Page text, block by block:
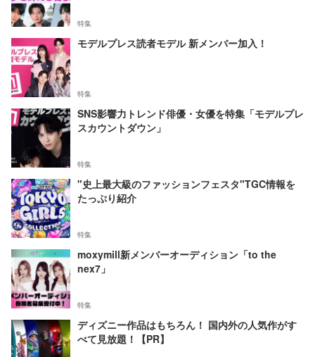
特集
モデルプレス読者モデル 新メンバー加入！
特集
SNS影響力トレンド俳優・女優を特集「モデルプレ
スカウントダウン」
特集
"史上最大級のファッションフェスタ"TGC情報を
たっぷり紹介
特集
moxymill新メンバーオーディション「to the
nex7」
特集
ディズニー作品はもちろん！ 国内外の人気作がす
べて見放題！【PR】